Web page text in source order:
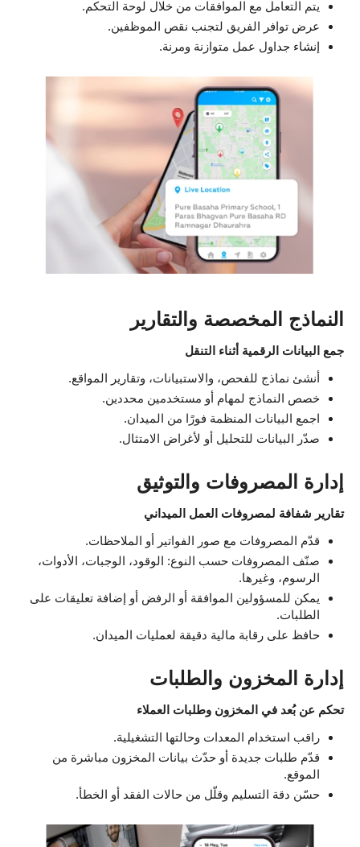
يتم التعامل مع الموافقات من خلال لوحة التحكم.
عرض توافر الفريق لتجنب نقص الموظفين.
إنشاء جداول عمل متوازنة ومرنة.
النماذج المخصصة والتقارير
جمع البيانات الرقمية أثناء التنقل
أنشئ نماذج للفحص، والاستبيانات، وتقارير المواقع.
خصص النماذج لمهام أو مستخدمين محددين.
اجمع البيانات المنظمة فورًا من الميدان.
صدّر البيانات للتحليل أو لأغراض الامتثال.
إدارة المصروفات والتوثيق
تقارير شفافة لمصروفات العمل الميداني
قدّم المصروفات مع صور الفواتير أو الملاحظات.
صنّف المصروفات حسب النوع: الوقود، الوجبات، الأدوات،
الرسوم، وغيرها.
يمكن للمسؤولين الموافقة أو الرفض أو إضافة تعليقات على
الطلبات.
حافظ على رقابة مالية دقيقة لعمليات الميدان.
إدارة المخزون والطلبات
تحكم عن بُعد في المخزون وطلبات العملاء
راقب استخدام المعدات وحالتها التشغيلية.
قدّم طلبات جديدة أو حدّث بيانات المخزون مباشرة من
الموقع.
حسّن دقة التسليم وقلّل من حالات الفقد أو الخطأ.